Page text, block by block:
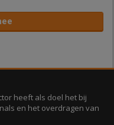
heeft als doel het bij
en het overdragen van